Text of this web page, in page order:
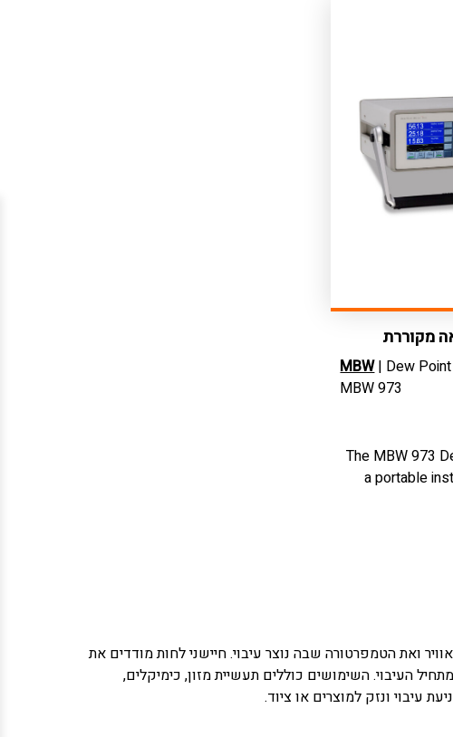
מקוררת
MBW| Dew
MBW 973
The MBW 973
a portable
ואת הטמפרטורה שבה נוצר עיבוי. חיישני לחות מודדים את
העיבוי. השימושים כוללים תעשיית מזון, כימיקלים,
עיבוי ונזק למוצרים או ציוד.